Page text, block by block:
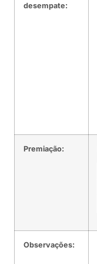
desempate:
Premiação:
Observações: